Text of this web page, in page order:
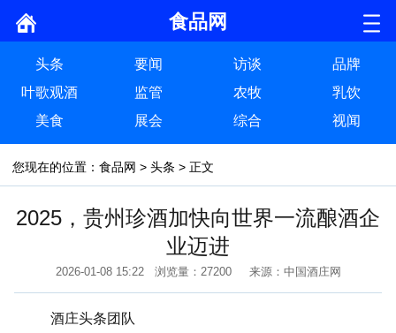
食品网
头条 要闻 访谈
品牌
叶歌观酒
监管 农牧
乳饮
美食
展会 综合 视闻
您现在的位置： 食品网 > 头条 > 正文
2025，贵州珍酒加快向世界一流酿酒企
业迈进
2026-01-08 15:22 浏览量：27200 来源：中国酒庄网
酒庄头条团队